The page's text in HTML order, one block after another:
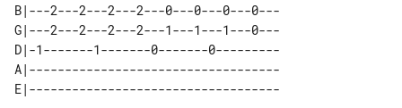
B|---2---2---2---2---0---0---0---0---
G|---2---2---2---2---1---1---1---0---
D|-1-------1-------0-------0---------
A|-----------------------------------